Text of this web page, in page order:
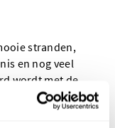
stranden,
en nog veel
wordt met de
Portugal'-label
In Portugal'-labels